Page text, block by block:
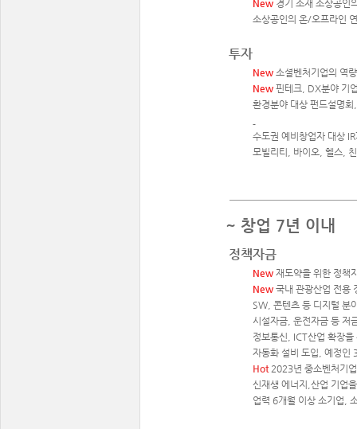
New 경기 소재 소상공인
소상공인의 온/오프라인
투자
New소셜벤처기업의 역
New 핀테크, DX분야 기
환경분야 대상 펀드설명
수도권 예비창업자 대상
모빌리티, 바이오, 헬스,
~ 창업 7년 이내
정책자금
New 재도약을 위한 정책
New 국내 관광산업 전용
SW, 콘텐츠 등 디지털 분
시설자금, 운전자금 등 저
정보통신, ICT산업 확장
자동화 설비 도입, 예정인
Hot 2023년 중소벤처기
신재생 에너지,산업 기업
업력 6개월 이상 소기업,